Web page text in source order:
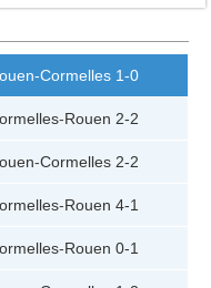
-Cormelles 1-0
-Rouen 2-2
-Cormelles 2-2
-Rouen 4-1
-Rouen 0-1